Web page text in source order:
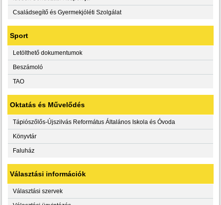
Családsegítő és Gyermekjóléti Szolgálat
Sport
Letölthető dokumentumok
Beszámoló
TAO
Oktatás és Művelődés
Tápiószőlős-Újszilvás Református Általános Iskola és Óvoda
Könyvtár
Faluház
Választási információk
Választási szervek